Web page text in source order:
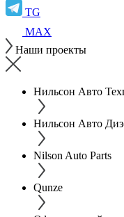
TG
MAX
Наши проекты
Нильсон Авто
Нильсон Авто
Nilson Auto Parts
Qunze